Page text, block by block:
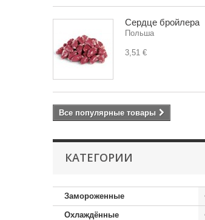
Сердце бройлера
Польша
3,51 €
Все популярные товары
КАТЕГОРИИ
Замороженные
Охлаждённые